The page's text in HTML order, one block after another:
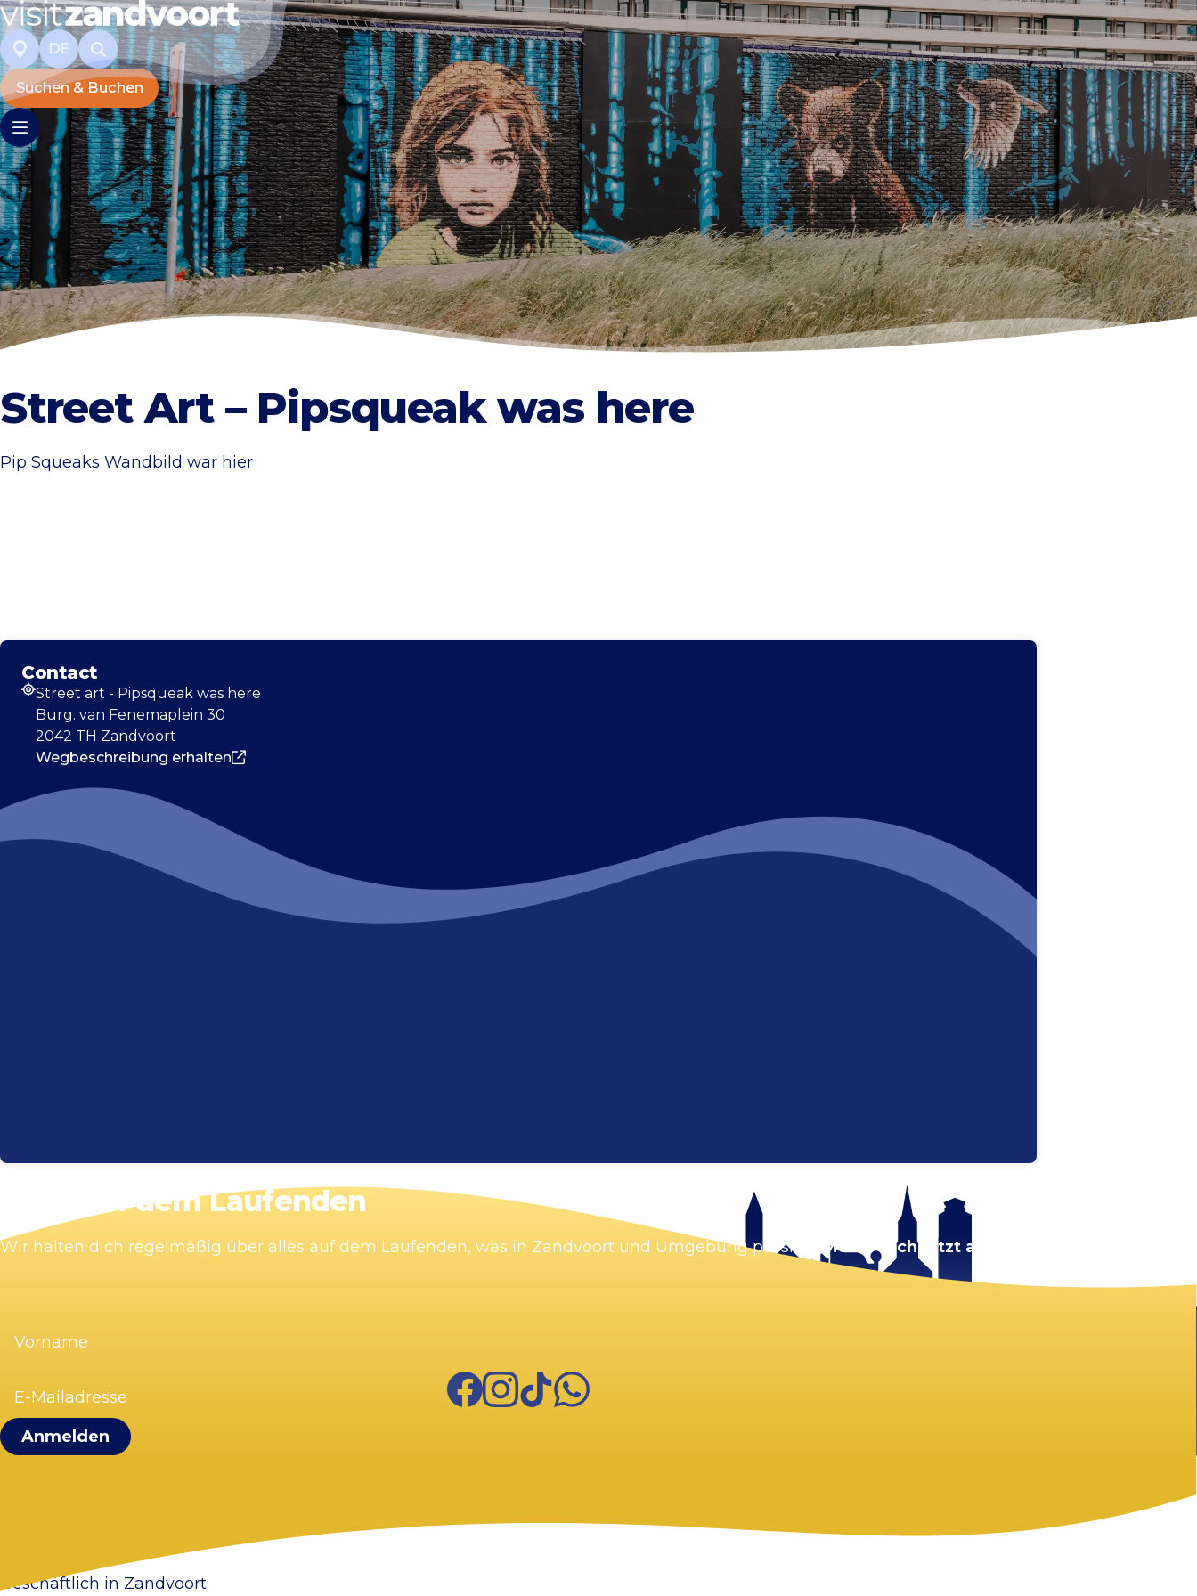
DE
Suchen & Buchen
Street Art – Pipsqueak was here
Pip Squeaks Wandbild war hier
Contact
Adresse
Street art - Pipsqueak was here
Burg. van Fenemaplein 30
2042 TH Zandvoort
Wegbeschreibung erhalten
Karte vergrößern
Bleib auf dem Laufenden
Wir halten dich regelmäßig über alles auf dem Laufenden, was in Zandvoort und Umgebung passiert. Melde dich jetzt an!
(erforderlich)
Mailadresse
FacebookInstagram
TikTokWhatsApp
Visit Zandvoort
Kontakt
Geschäftlich in Zandvoort